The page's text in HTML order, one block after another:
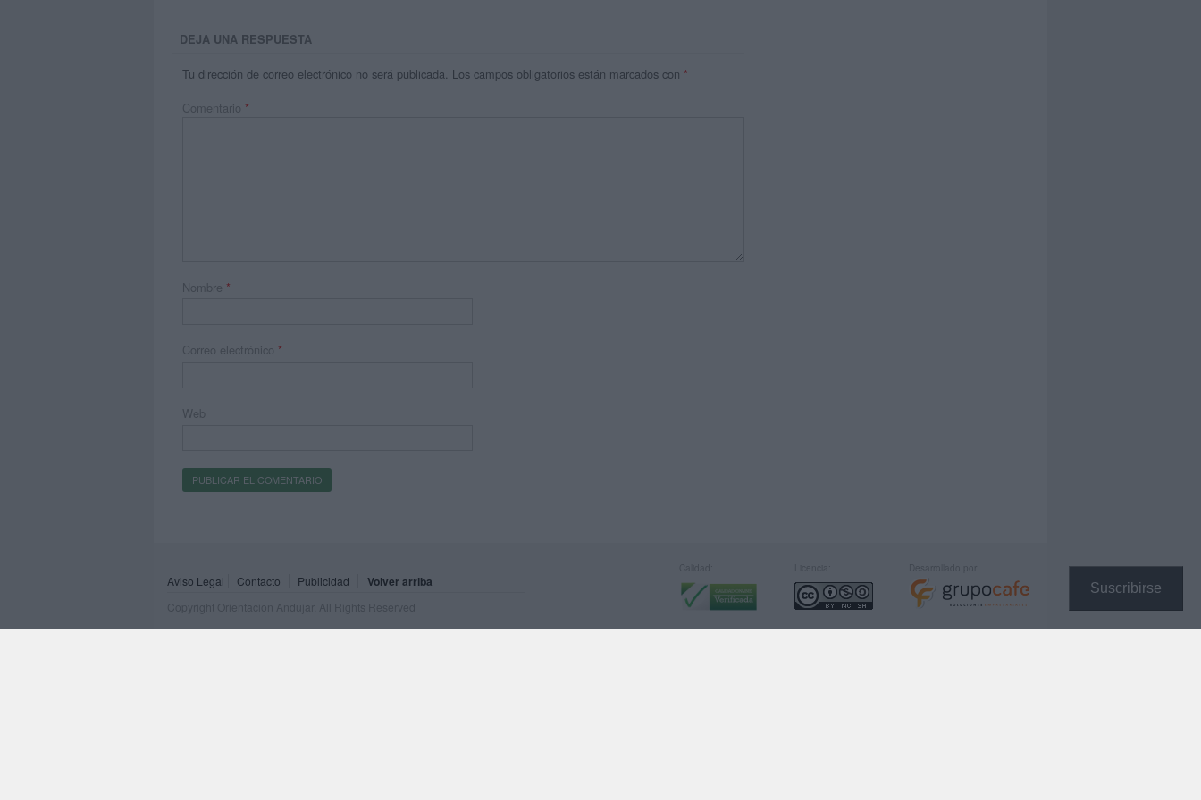
Suscribirse
DEJA UNA RESPUESTA
Tu dirección de correo electrónico no será publicada. Los campos obligatorios están marcados con *
Comentario *
Nombre *
Correo electrónico *
Web
Aviso Legal Contacto Publicidad Volver arriba